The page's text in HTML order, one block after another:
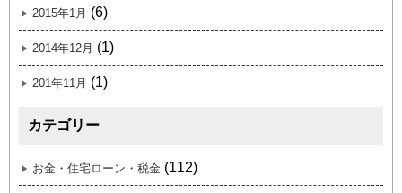
2015年1月 (6)
2014年12月 (1)
201年11月 (1)
カテゴリー
お金・住宅ローン・税金 (112)